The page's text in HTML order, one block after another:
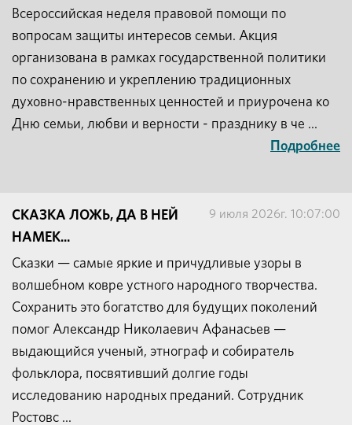
Всероссийская неделя правовой помощи по
вопросам защиты интересов семьи. Акция
организована в рамках государственной политики
по сохранению и укреплению традиционных
духовно-нравственных ценностей и приурочена ко
Дню семьи, любви и верности - празднику в че ...
Подробнее
9 июля 2026г. 10:07:00
СКАЗКА ЛОЖЬ, ДА В НЕЙ
НАМЕК...
Сказки — самые яркие и причудливые узоры в
волшебном ковре устного народного творчества.
Сохранить это богатство для будущих поколений
помог Александр Николаевич Афанасьев —
выдающийся ученый, этнограф и собиратель
фольклора, посвятивший долгие годы
исследованию народных преданий. Сотрудник
Ростовс ...